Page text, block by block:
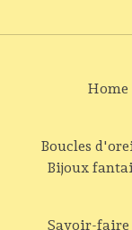
Home
Boucles
Bijoux
Savoir-faire